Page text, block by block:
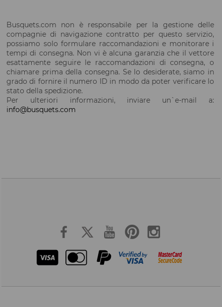
Busquets.com non è responsabile per la gestione delle
compagnie di navigazione contratto per questo servizio,
possiamo solo formulare raccomandazioni e monitorare i
tempi di consegna. Non vi è alcuna garanzia che il vettore
esattamente seguire le raccomandazioni di consegna, o
chiamare prima della consegna. Se lo desiderate, siamo in
grado di fornire il numero ID in modo da poter verificare lo
stato della spedizione.
Per ulteriori
informazioni, inviare un`e-mail a:
info@busquets.com